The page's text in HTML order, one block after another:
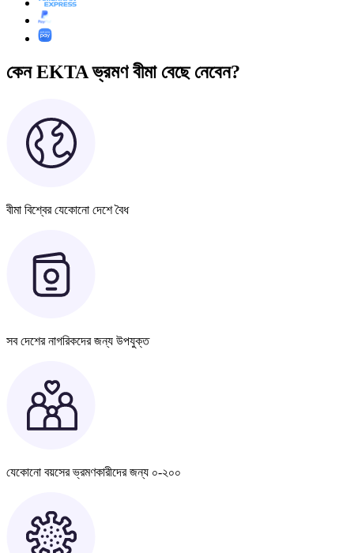
কেন EKTA ভ্রমণ বীমা বেছে নেবেন?
বীমা বিশ্বের যেকোনো দেশে বৈধ
সব দেশের নাগরিকদের জন্য উপযুক্ত
যেকোনো বয়সের ভ্রমণকারীদের জন্য ০-২০০